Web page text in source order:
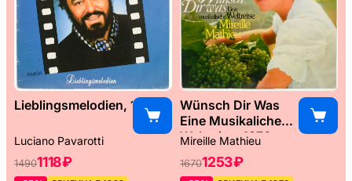
Lieblingsmelodien, 1989
Luciano Pavarotti
14901118 ₽
Wünsch Dir Was
Eine Musikaliche
Weltreise, 1976
Mireille Mathieu
16701253 ₽